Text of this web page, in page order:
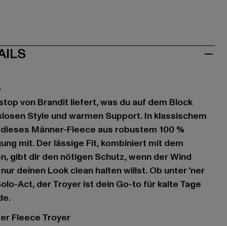
von Brandit liefert, was du auf dem Block
Style und warmen Support. In klassischem
Männer-Fleece aus robustem 100 %
mit. Der lässige Fit, kombiniert mit dem
gibt dir den nötigen Schutz, wenn der Wind
deinen Look clean halten willst. Ob unter 'ner
Act, der Troyer ist dein Go-to für kalte Tage
Fleece Troyer